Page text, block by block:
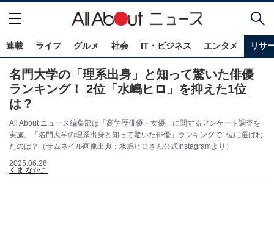
連載 ライフ グルメ 社会 IT・ビジネス エンタメ リサ
名門大学の「理系出身」と知って驚いた俳優
ランキング！ 2位「水嶋ヒロ」を抑えた1位
は？
All About ニュース編集部は「高学歴俳優・女優」に関するアンケート調査を
実施。「名門大学の理系出身と知って驚いた俳優」ランキングで1位に選ばれ
たのは？（サムネイル画像出典：水嶋ヒロさん公式Instagramより）
2025.06.26
くま なかこ